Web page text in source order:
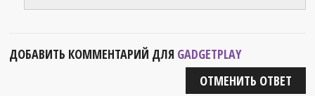
ДОБАВИТЬ КОММЕНТАРИЙ ДЛЯ GADGETPLAY
ОТМЕНИТЬ ОТВЕТ